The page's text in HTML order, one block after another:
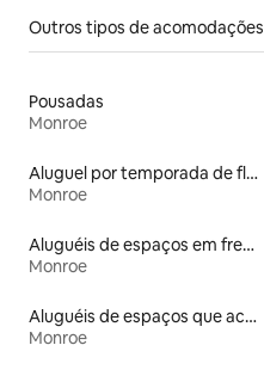
Outros tipos de acomodações
Pousadas
Monroe
Aluguel por temporada de flats
Monroe
Aluguéis de espaços em frente à praia
Monroe
Aluguéis de espaços que aceitam animais de estimação
Monroe